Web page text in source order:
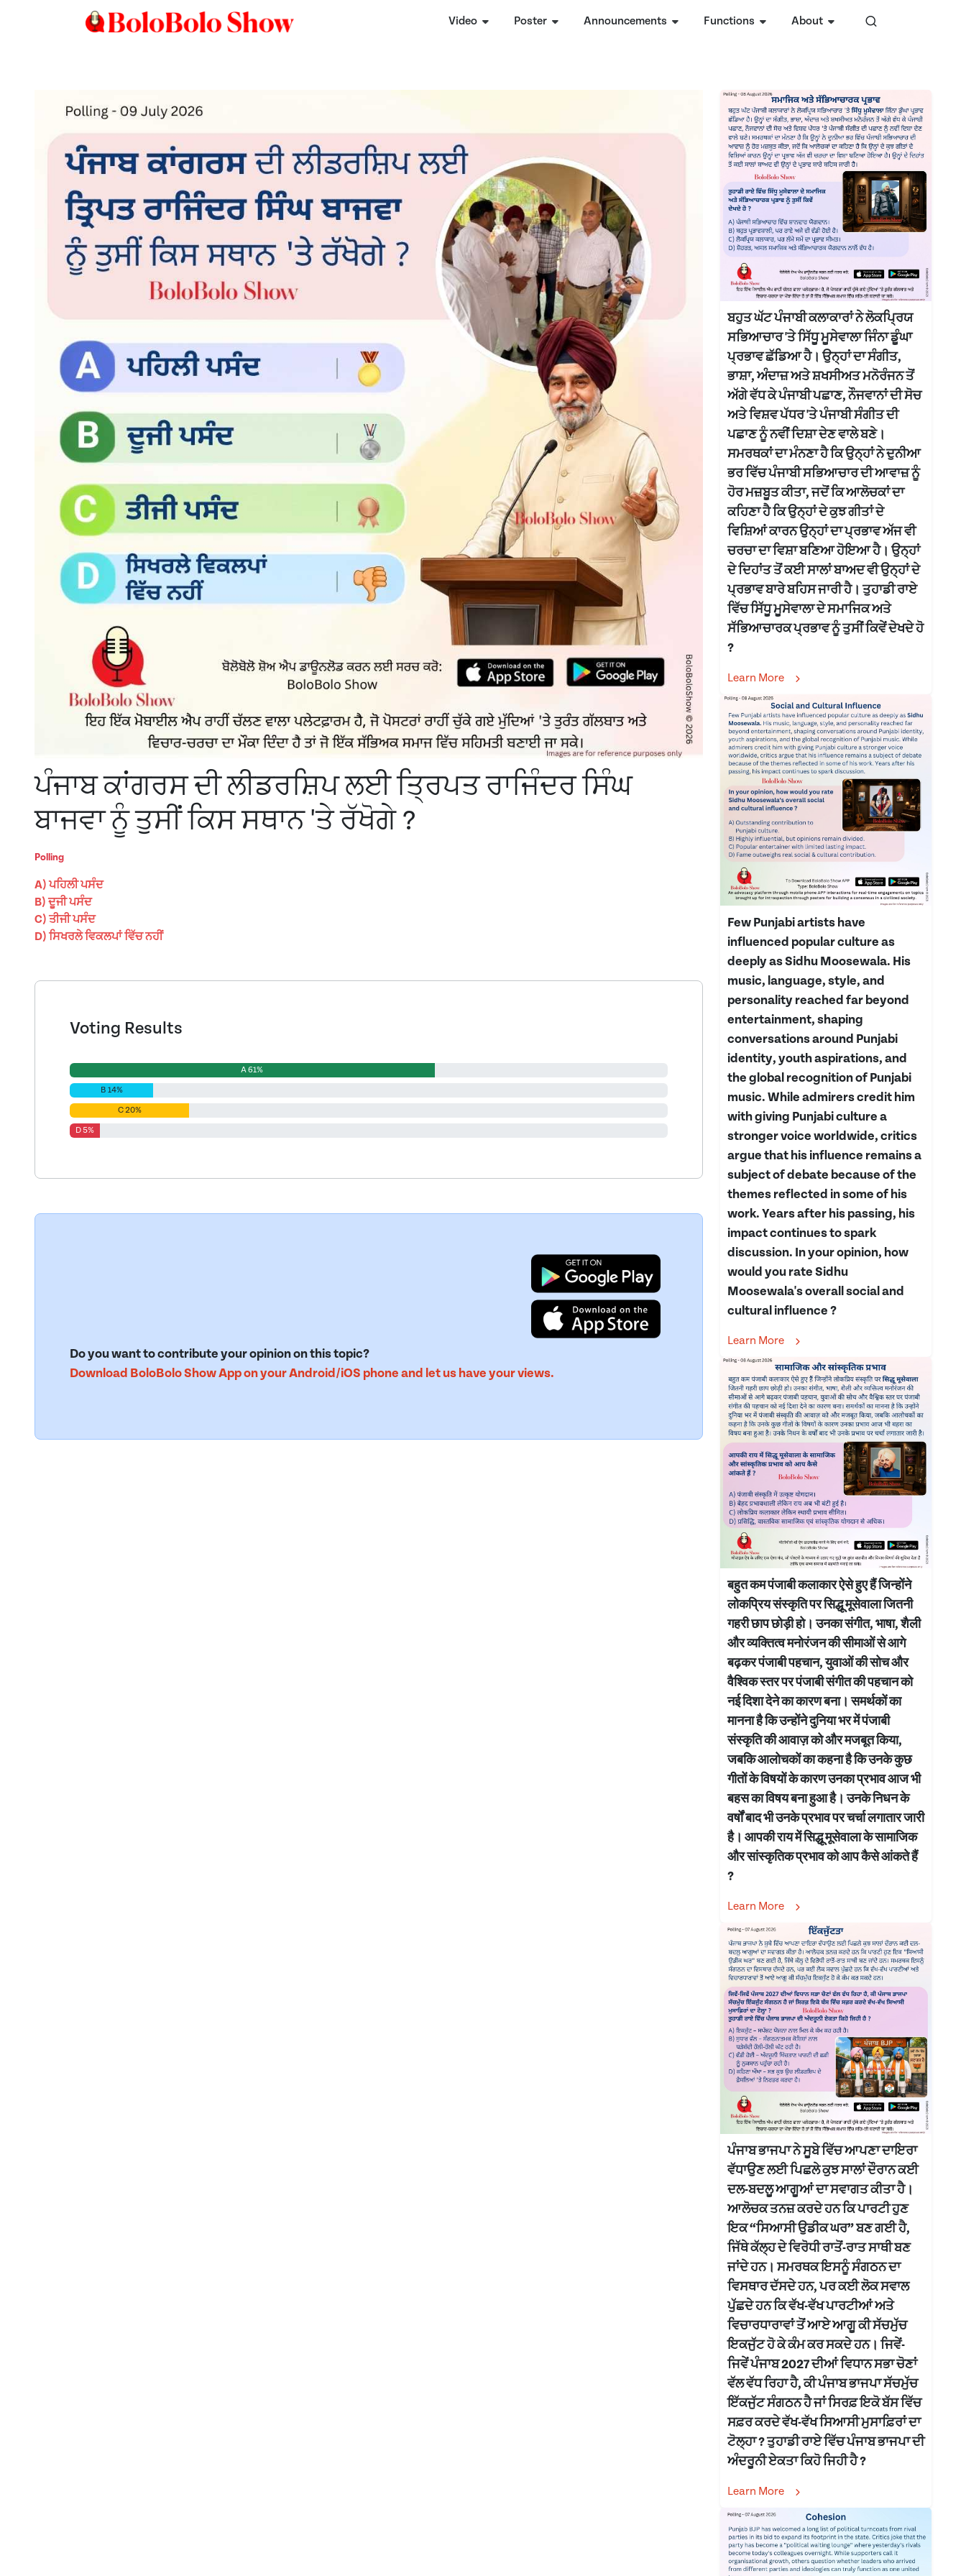
Video Poster Announcements Functions About
ਪੰਜਾਬ ਕਾਂਗਰਸ ਦੀ ਲੀਡਰਸ਼ਿਪ ਲਈ ਤ੍ਰਿਪਤ ਰਾਜਿੰਦਰ ਸਿੰਘ
ਬਾਜਵਾ ਨੂੰ ਤੁਸੀਂ ਕਿਸ ਸਥਾਨ 'ਤੇ ਰੱਖੋਗੇ ?
Polling
A) ਪਹਿਲੀ ਪਸੰਦ
B) ਦੂਜੀ ਪਸੰਦ
C) ਤੀਜੀ ਪਸੰਦ
D) ਸਿਖਰਲੇ ਵਿਕਲਪਾਂ ਵਿੱਚ ਨਹੀਂ
Voting Results
A 61%
B 14%
C 20%
D 5%
Do you want to contribute your opinion on this topic?
Download BoloBolo Show App on your Android/iOS phone and let us have your views.
ਬਹੁਤ ਘੱਟ ਪੰਜਾਬੀ ਕਲਾਕਾਰਾਂ ਨੇ ਲੋਕਪ੍ਰਿਯ
ਸਭਿਆਚਾਰ 'ਤੇ ਸਿੱਧੂ ਮੂਸੇਵਾਲਾ ਜਿੰਨਾ ਡੂੰਘਾ
ਪ੍ਰਭਾਵ ਛੱਡਿਆ ਹੈ। ਉਨ੍ਹਾਂ ਦਾ ਸੰਗੀਤ,
ਭਾਸ਼ਾ, ਅੰਦਾਜ਼ ਅਤੇ ਸ਼ਖਸੀਅਤ ਮਨੋਰੰਜਨ ਤੋਂ
ਅੱਗੇ ਵੱਧ ਕੇ ਪੰਜਾਬੀ ਪਛਾਣ, ਨੌਜਵਾਨਾਂ ਦੀ ਸੋਚ
ਅਤੇ ਵਿਸ਼ਵ ਪੱਧਰ 'ਤੇ ਪੰਜਾਬੀ ਸੰਗੀਤ ਦੀ
ਪਛਾਣ ਨੂੰ ਨਵੀਂ ਦਿਸ਼ਾ ਦੇਣ ਵਾਲੇ ਬਣੇ।
ਸਮਰਥਕਾਂ ਦਾ ਮੰਨਣਾ ਹੈ ਕਿ ਉਨ੍ਹਾਂ ਨੇ ਦੁਨੀਆ
ਭਰ ਵਿੱਚ ਪੰਜਾਬੀ ਸਭਿਆਚਾਰ ਦੀ ਆਵਾਜ਼ ਨੂੰ
ਹੋਰ ਮਜ਼ਬੂਤ ਕੀਤਾ, ਜਦੋਂ ਕਿ ਆਲੋਚਕਾਂ ਦਾ
ਕਹਿਣਾ ਹੈ ਕਿ ਉਨ੍ਹਾਂ ਦੇ ਕੁਝ ਗੀਤਾਂ ਦੇ
ਵਿਸ਼ਿਆਂ ਕਾਰਨ ਉਨ੍ਹਾਂ ਦਾ ਪ੍ਰਭਾਵ ਅੱਜ ਵੀ
ਚਰਚਾ ਦਾ ਵਿਸ਼ਾ ਬਣਿਆ ਹੋਇਆ ਹੈ। ਉਨ੍ਹਾਂ
ਦੇ ਦਿਹਾਂਤ ਤੋਂ ਕਈ ਸਾਲਾਂ ਬਾਅਦ ਵੀ ਉਨ੍ਹਾਂ ਦੇ
ਪ੍ਰਭਾਵ ਬਾਰੇ ਬਹਿਸ ਜਾਰੀ ਹੈ। ਤੁਹਾਡੀ ਰਾਏ
ਵਿੱਚ ਸਿੱਧੂ ਮੂਸੇਵਾਲਾ ਦੇ ਸਮਾਜਿਕ ਅਤੇ
ਸੱਭਿਆਚਾਰਕ ਪ੍ਰਭਾਵ ਨੂੰ ਤੁਸੀਂ ਕਿਵੇਂ ਦੇਖਦੇ ਹੋ
?
Learn More
Few Punjabi artists have
influenced popular culture as
deeply as Sidhu Moosewala. His
music, language, style, and
personality reached far beyond
entertainment, shaping
conversations around Punjabi
identity, youth aspirations, and
the global recognition of Punjabi
music. While admirers credit him
with giving Punjabi culture a
stronger voice worldwide, critics
argue that his influence remains a
subject of debate because of the
themes reflected in some of his
work. Years after his passing, his
impact continues to spark
discussion. In your opinion, how
would you rate Sidhu
Moosewala's overall social and
cultural influence ?
Learn More
बहुत कम पंजाबी कलाकार ऐसे हुए हैं जिन्होंने
लोकप्रिय संस्कृति पर सिद्धू मूसेवाला जितनी
गहरी छाप छोड़ी हो। उनका संगीत, भाषा, शैली
और व्यक्तित्व मनोरंजन की सीमाओं से आगे
बढ़कर पंजाबी पहचान, युवाओं की सोच और
वैश्विक स्तर पर पंजाबी संगीत की पहचान को
नई दिशा देने का कारण बना। समर्थकों का
मानना है कि उन्होंने दुनिया भर में पंजाबी
संस्कृति की आवाज़ को और मजबूत किया,
जबकि आलोचकों का कहना है कि उनके कुछ
गीतों के विषयों के कारण उनका प्रभाव आज भी
बहस का विषय बना हुआ है। उनके निधन के
वर्षों बाद भी उनके प्रभाव पर चर्चा लगातार जारी
है। आपकी राय में सिद्धू मूसेवाला के सामाजिक
और सांस्कृतिक प्रभाव को आप कैसे आंकते हैं
?
Learn More
ਪੰਜਾਬ ਭਾਜਪਾ ਨੇ ਸੂਬੇ ਵਿੱਚ ਆਪਣਾ ਦਾਇਰਾ
ਵੱਧਾਉਣ ਲਈ ਪਿਛਲੇ ਕੁਝ ਸਾਲਾਂ ਦੌਰਾਨ ਕਈ
ਦਲ-ਬਦਲੂ ਆਗੂਆਂ ਦਾ ਸਵਾਗਤ ਕੀਤਾ ਹੈ।
ਆਲੋਚਕ ਤਨਜ਼ ਕਰਦੇ ਹਨ ਕਿ ਪਾਰਟੀ ਹੁਣ
ਇਕ “ਸਿਆਸੀ ਉਡੀਕ ਘਰ” ਬਣ ਗਈ ਹੈ,
ਜਿੱਥੇ ਕੱਲ੍ਹ ਦੇ ਵਿਰੋਧੀ ਰਾਤੋਂ-ਰਾਤ ਸਾਥੀ ਬਣ
ਜਾਂਦੇ ਹਨ। ਸਮਰਥਕ ਇਸਨੂੰ ਸੰਗਠਨ ਦਾ
ਵਿਸਥਾਰ ਦੱਸਦੇ ਹਨ, ਪਰ ਕਈ ਲੋਕ ਸਵਾਲ
ਪੁੱਛਦੇ ਹਨ ਕਿ ਵੱਖ-ਵੱਖ ਪਾਰਟੀਆਂ ਅਤੇ
ਵਿਚਾਰਧਾਰਾਵਾਂ ਤੋਂ ਆਏ ਆਗੂ ਕੀ ਸੱਚਮੁੱਚ
ਇਕਜੁੱਟ ਹੋ ਕੇ ਕੰਮ ਕਰ ਸਕਦੇ ਹਨ। ਜਿਵੇਂ-
ਜਿਵੇਂ ਪੰਜਾਬ 2027 ਦੀਆਂ ਵਿਧਾਨ ਸਭਾ ਚੋਣਾਂ
ਵੱਲ ਵੱਧ ਰਿਹਾ ਹੈ, ਕੀ ਪੰਜਾਬ ਭਾਜਪਾ ਸੱਚਮੁੱਚ
ਇੱਕਜੁੱਟ ਸੰਗਠਨ ਹੈ ਜਾਂ ਸਿਰਫ਼ ਇਕੋ ਬੱਸ ਵਿੱਚ
ਸਫ਼ਰ ਕਰਦੇ ਵੱਖ-ਵੱਖ ਸਿਆਸੀ ਮੁਸਾਫ਼ਿਰਾਂ ਦਾ
ਟੋਲ੍ਹਾ ? ਤੁਹਾਡੀ ਰਾਏ ਵਿੱਚ ਪੰਜਾਬ ਭਾਜਪਾ ਦੀ
ਅੰਦਰੂਨੀ ਏਕਤਾ ਕਿਹੋ ਜਿਹੀ ਹੈ ?
Learn More